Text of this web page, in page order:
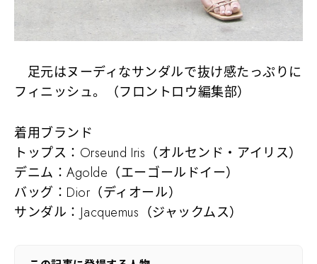
足元はヌーディなサンダルで抜け感たっぷりに
フィニッシュ。（フロントロウ編集部）
着用ブランド
トップス：Orseund Iris（オルセンド・アイリス）
デニム：Agolde（エーゴールドイー）
バッグ：Dior（ディオール）
サンダル：Jacquemus（ジャックムス）